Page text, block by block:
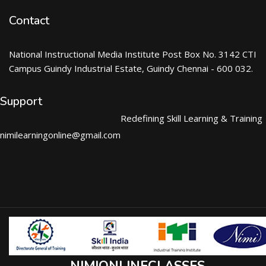
Contact
National Instructional Media Institute Post Box No. 3142 CTI
Campus Guindy Industrial Estate, Guindy Chennai - 600 032.
Support
nimilearningonline@gmail.com
Redefining Skill Learning & Training